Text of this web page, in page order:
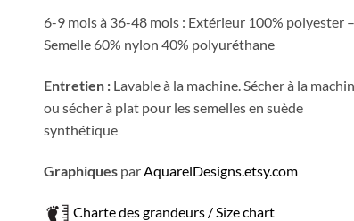
6-9 mois à 36-48 mois : Extérieur 100% polyester –
Semelle 60% nylon 40% polyuréthane
Entretien :Lavable à la machine. Sécher à la
ou sécher à plat pour les semelles en suède
synthétique
Graphiquespar AquarelDesigns.etsy.com
Charte des grandeurs / Size chart